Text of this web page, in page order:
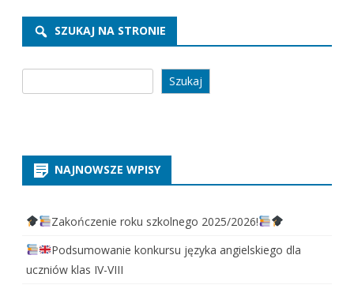
SZUKAJ NA STRONIE
Szukaj
NAJNOWSZE WPISY
Zakończenie roku szkolnego 2025/2026!
Podsumowanie konkursu języka angielskiego dla
uczniów klas IV-VIII